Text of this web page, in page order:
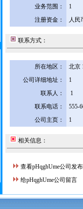
业务范围：
1
注册资金：
人民
联系方式：
所在地区： 北京
公司详细地址：
1
联系人：
1
联系电话：
555-
公司主页：
1
相关信息：
查看pHqghUme公司发
给pHqghUme公司留言